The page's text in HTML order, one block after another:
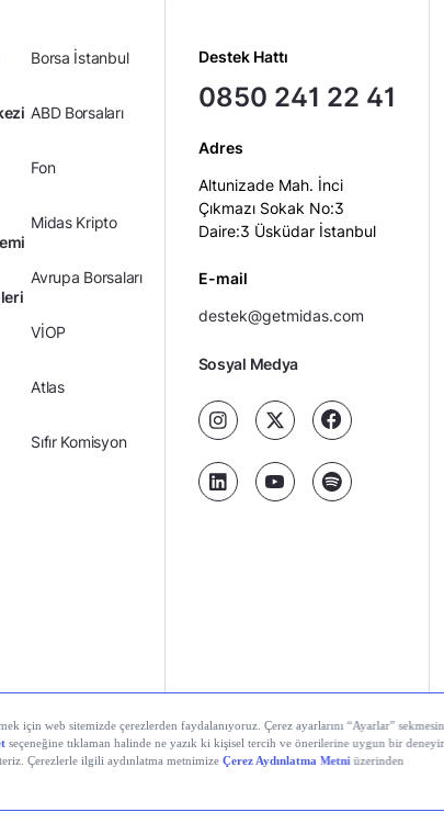
Borsa İstanbul
ABD Borsaları
Fon
Midas Kripto
Avrupa Borsaları
VİOP
Atlas
Sıfır Komisyon
Destek Hattı
0850 241 22 41
Adres
Altunizade Mah. İnci
Çıkmazı Sokak No:3
Daire:3 Üsküdar İstanbul
E-mail
destek@getmidas.com
Sosyal Medya
A.Ş. Tüm hakları saklıdır.
Kişisel
Verilerin
Gizlilik